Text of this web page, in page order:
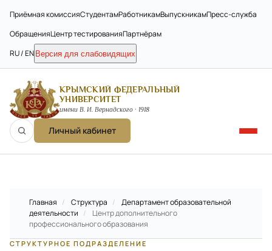
Приёмная комиссияСтудентамРаботникамВыпускникамПресс-служба
ОбращенияЦентр тестированияПартнёрам
RU / EN Версия для слабовидящих
КРЫМСКИЙ ФЕДЕРАЛЬНЫЙ
УНИВЕРСИТЕТ
имени В. И. Вернадского · 1918
Личный кабинет
Главная / Структура /
Департамент образовательной
деятельности /
Центр дополнительного
профессионального образования
СТРУКТУРНОЕ ПОДРАЗДЕЛЕНИЕ